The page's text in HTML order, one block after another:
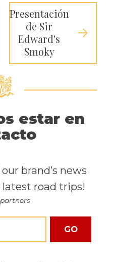
Presentación
de Sir
Edward's
Smoky
estar en
brand’s news
road trips!